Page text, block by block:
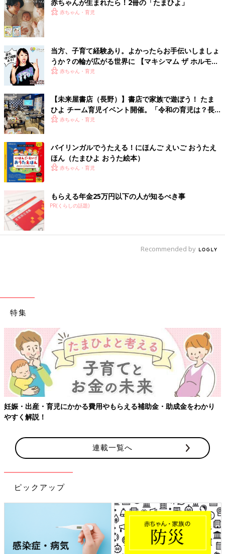
赤ちゃんが生まれたら！2冊の「たまひよ」
赤ちゃん・育児
当方、子育て経験あり。よかったらお手伝いしましょ
うか？の輪が広がる世界に 【マキシマム ザ ホルモ
ン・ナヲさん】
赤ちゃん・育児
【未来屋書店（長野）】書店で家族で遊ぼう！ たま
ひよ チーム育児イベント開催。「令和の育児は？長
野県の場合は？」トークも。
赤ちゃん・育児
バイリンガルでうたえる！にほんご えいご おうたえ
ほん（たまひよ おうた絵本）
赤ちゃん・育児
もらえる年金25万円以下の人が知るべき事
PR(くらしの話題)
Recommended by
特集
妊娠・出産・育児にかかる費用やもらえる補助金・助成金をわかり
やすく解説！
連載一覧へ
ピックアップ